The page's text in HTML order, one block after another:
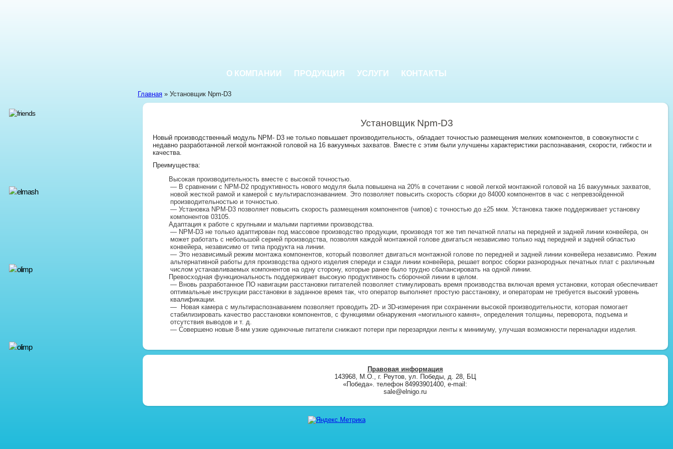
О КОМПАНИИ ПРОДУКЦИЯ УСЛУГИ КОНТАКТЫ
Главная » Установщик Npm-D3
Установщик Npm-D3
Новый производственный модуль NPM- D3 не только повышает производительность, обладает точностью размещения мелких компонентов, в совокупности с
недавно разработанной легкой монтажной головой на 16 вакуумных захватов. Вместе с этим были улучшены характеристики распознавания, скорости, гибкости и
качества.
Преимущества:
Высокая производительность вместе с высокой точностью.
— В сравнении с NPM-D2 продуктивность нового модуля была повышена на 20% в сочетании с новой легкой монтажной головой на 16 вакуумных захватов,
новой жесткой рамой и камерой с мультираспознаванием. Это позволяет повысить скорость сборки до 84000 компонентов в час с непревзойденной
производительностью и точностью.
— Установка NPM-D3 позволяет повысить скорость размещения компонентов (чипов) с точностью до ±25 мкм. Установка также поддерживает установку
компонентов 03105.
Адаптация к работе с крупными и малыми партиями производства.
— NPM-D3 не только адаптирован под массовое производство продукции, производя тот же тип печатной платы на передней и задней линии конвейера, он
может работать с небольшой серией производства, позволяя каждой монтажной голове двигаться независимо только над передней и задней областью
конвейера, независимо от типа продукта на линии.
— Это независимый режим монтажа компонентов, который позволяет двигаться монтажной голове по передней и задней линии конвейера независимо. Режим
альтернативной работы для производства одного изделия спереди и сзади линии конвейера, решает вопрос сборки разнородных печатных плат с различным
числом устанавливаемых компонентов на одну сторону, которые ранее было трудно сбалансировать на одной линии.
Превосходная функциональность поддерживает высокую продуктивность сборочной линии в целом.
— Вновь разработанное ПО навигации расстановки питателей позволяет стимулировать время производства включая время установки, которая обеспечивает
оптимальные инструкции расстановки в заданное время так, что оператор выполняет простую расстановку, и операторам не требуется высокий уровень
квалификации.
— Новая камера с мультираспознаванием позволяет проводить 2D- и 3D-измерения при сохранении высокой производительности, которая помогает
стабилизировать качество расстановки компонентов, с функциями обнаружения «могильного камня», определения толщины, переворота, подъема и
отсутствия выводов и т. д.
— Совершено новые 8-мм узкие одиночные питатели снижают потери при перезарядки ленты к минимуму, улучшая возможности переналадки изделия.
Правовая информация
143968, М.О., г. Реутов, ул. Победы, д. 28, БЦ
«Победа». телефон 84993901400, e-mail:
sale@elnigo.ru